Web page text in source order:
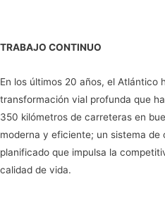
TRABAJO CONTINUO
En los últimos 20 años, el Atlántico
transformación vial profunda que
350 kilómetros de carreteras en
moderna y eficiente; un sistema
planificado que impulsa la
calidad de vida.